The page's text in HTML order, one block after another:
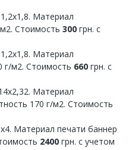
Материал
Стоимость 300 грн. с
Материал
г/м2. Стоимость 660 грн. с
Материал
170 г/м2. Стоимость
Материал печати баннер
2400 грн. с учетом